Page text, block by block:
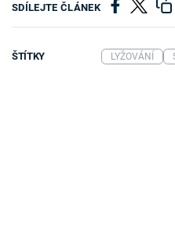
SDÍLEJTE ČLÁNEK
ŠTÍTKY LYŽOVÁNÍ